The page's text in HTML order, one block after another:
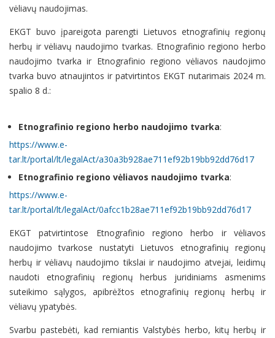
vėliavų naudojimas.
EKGT buvo įpareigota parengti Lietuvos etnografinių regionų
herbų ir vėliavų naudojimo tvarkas. Etnografinio regiono herbo
naudojimo tvarka ir Etnografinio regiono vėliavos naudojimo
tvarka buvo atnaujintos ir patvirtintos EKGT nutarimais 2024 m.
spalio 8 d.:
Etnografinio regiono herbo naudojimo tvarka:
https://www.e-
tar.lt/portal/lt/legalAct/a30a3b928ae711ef92b19bb92dd76d17
Etnografinio regiono vėliavos naudojimo tvarka:
https://www.e-
tar.lt/portal/lt/legalAct/0afcc1b28ae711ef92b19bb92dd76d17
EKGT patvirtintose Etnografinio regiono herbo ir vėliavos
naudojimo tvarkose nustatyti Lietuvos etnografinių regionų
herbų ir vėliavų naudojimo tikslai ir naudojimo atvejai, leidimų
naudoti etnografinių regionų herbus juridiniams asmenims
suteikimo sąlygos, apibrėžtos etnografinių regionų herbų ir
vėliavų ypatybės.
Svarbu pastebėti, kad remiantis Valstybės herbo, kitų herbų ir